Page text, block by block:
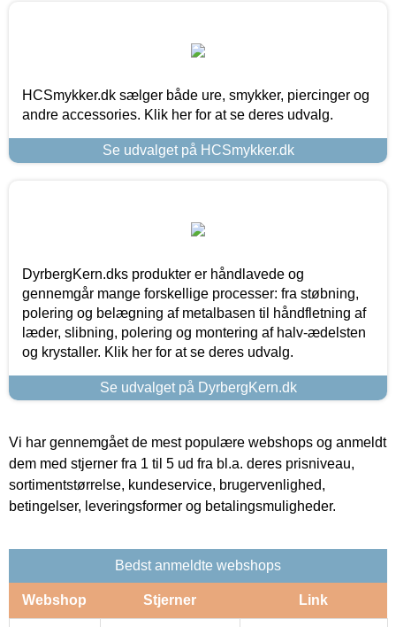
HCSmykker.dk sælger både ure, smykker, piercinger og
andre accessories. Klik her for at se deres udvalg.
Se udvalget på HCSmykker.dk
DyrbergKern.dks produkter er håndlavede og
gennemgår mange forskellige processer: fra støbning,
polering og belægning af metalbasen til håndfletning af
læder, slibning, polering og montering af halv-ædelsten
og krystaller. Klik her for at se deres udvalg.
Se udvalget på DyrbergKern.dk
Vi har gennemgået de mest populære webshops og anmeldt
dem med stjerner fra 1 til 5 ud fra bl.a. deres prisniveau,
sortimentstørrelse, kundeservice, brugervenlighed,
betingelser, leveringsformer og betalingsmuligheder.
Bedst anmeldte webshops
Webshop Stjerner Link